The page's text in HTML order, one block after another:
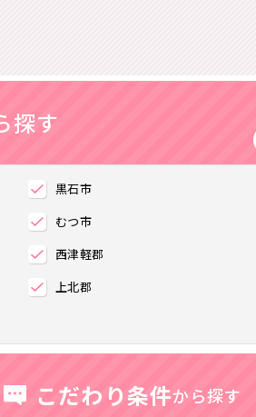
探す
黒石市
むつ市
西津軽郡
上北郡
こだわり条件から探す
の求人
いあなたに♪